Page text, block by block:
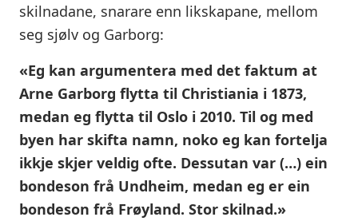
skilnadane, snarare enn likskapane, mellom
seg sjølv og Garborg:
«Eg kan argumentera med det faktum at
Arne Garborg flytta til Christiania i 1873,
medan eg flytta til Oslo i 2010. Til og med
byen har skifta namn, noko eg kan fortelja
ikkje skjer veldig ofte. Dessutan var (…) ein
bondeson frå Undheim, medan eg er ein
bondeson frå Frøyland. Stor skilnad.»